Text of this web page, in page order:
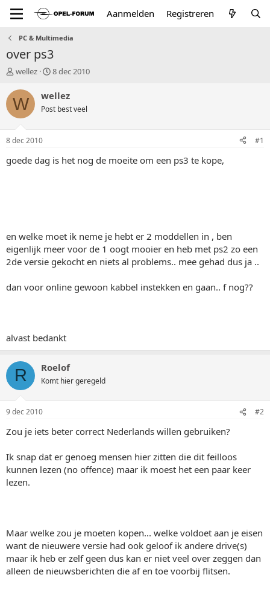
Aanmelden Registreren
PC & Multimedia
over ps3
T
p
i
t
a
r
wellez
S
a
t
u
8 dec 2010
W wellez
Post best veel
8 dec 2010 #1
goede dag is het nog de moeite om een ps3 te kope,
en welke moet ik neme je hebt er 2 moddellen in , ben
eigenlijk meer voor de 1 oogt mooier en heb met ps2 zo een
2de versie gekocht en niets al problems.. mee gehad dus ja ..
dan voor online gewoon kabbel instekken en gaan.. f nog??
alvast bedankt
R Roelof
Komt hier geregeld
9 dec 2010 #2
Zou je iets beter correct Nederlands willen gebruiken?
Ik snap dat er genoeg mensen hier zitten die dit feilloos
kunnen lezen (no offence) maar ik moest het een paar keer
lezen.
Maar welke zou je moeten kopen... welke voldoet aan je eisen
want de nieuwere versie had ook geloof ik andere drive(s)
maar ik heb er zelf geen dus kan er niet veel over zeggen dan
alleen de nieuwsberichten die af en toe voorbij flitsen.